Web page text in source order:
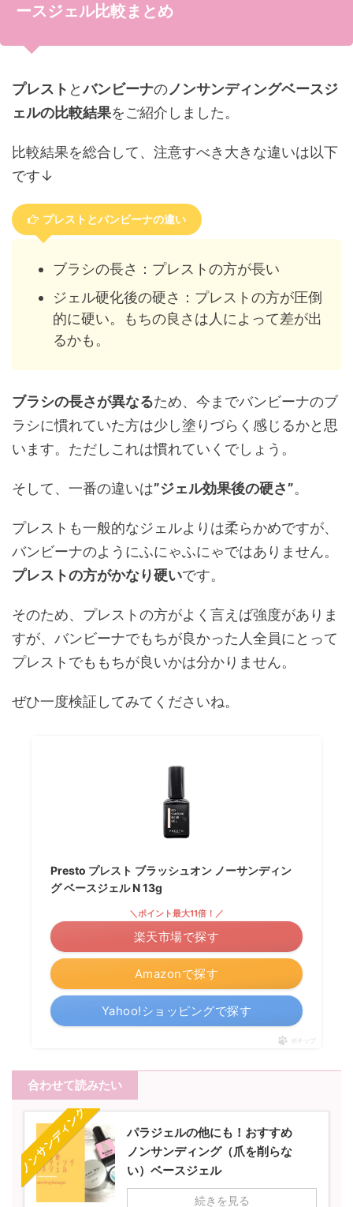
ースジェル比較まとめ
プレスト とバンビーナのノンサンディングベースジ
ェルの比較結果をご紹介しました。
比較結果を総合して、注意すべき大きな違いは以下
です↓
プレストとバンビーナの違い
ブラシの長さ：プレストの方が長い
ジェル硬化後の硬さ：プレストの方が圧倒
的に硬い。もちの良さは人によって差が出
るかも。
ブラシの長さが異なるため、今までバンビーナのブ
ラシに慣れていた方は少し塗りづらく感じるかと思
います。ただしこれは慣れていくでしょう。
そして、一番の違いは”ジェル効果後の硬さ”。
プレストも一般的なジェルよりは柔らかめですが、
バンビーナのようにふにゃふにゃではありません。
プレストの方がかなり硬いです。
そのため、プレストの方がよく言えば強度がありま
すが、バンビーナでもちが良かった人全員にとって
プレストでももちが良いかは分かりません。
ぜひ一度検証してみてくださいね。
Presto プレスト ブラッシュオン ノーサンディン
グ ベースジェル N 13g
Amazonで探す
＼ポイント最大11倍！／
楽天市場で探す
Yahoo!ショッピングで探す
ポチップ
合わせて読みたい
ノンサンディング
パラジェルの他にも！おすすめ
ノンサンディング（爪を削らな
い）ベースジェル
続きを見る